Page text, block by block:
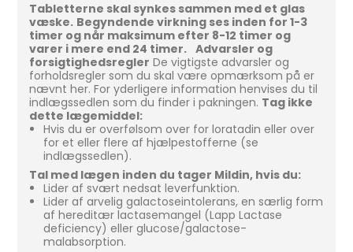
Tabletterne skal synkes sammen med et glas
væske. Begyndende virkning ses inden for 1-3
timer og når maksimum efter 8-12 timer og
varer i mere end 24 timer. Advarsler og
forsigtighedsregler De vigtigste advarsler og
forholdsregler som du skal være opmærksom på er
nævnt her. For yderligere information henvises du til
indlægssedlen som du finder i pakningen. Tag ikke
dette lægemiddel:
Hvis du er overfølsom over for loratadin eller over
for et eller flere af hjælpestofferne (se
indlægssedlen).
Tal med lægen inden du tager Mildin, hvis du:
Lider af svært nedsat leverfunktion.
Lider af arvelig galactoseintolerans, en særlig form
af hereditær lactasemangel (Lapp Lactase
deficiency) eller glucose/galactose-
malabsorption.